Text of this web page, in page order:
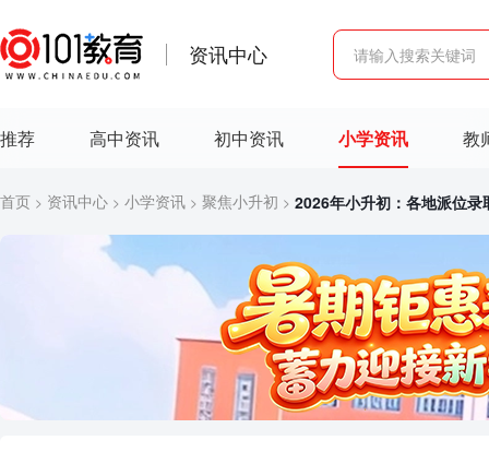
资讯中心
推荐 高中资讯 初中资讯 小学资讯 教
首页 > 资讯中心 > 小学资讯 > 聚焦小升初 > 2026年小升初：各地派位录